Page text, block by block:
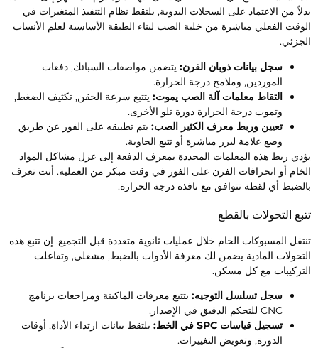
من الاعتماد على السجلات اليدوية, يلتقط نظام التنفيذ المتغيرات في
الفعلي مباشرة من خلية الصب لبناء الطبقة الأساسية لعلم الأنساب
سجل بيانات ذوبان الفرن: يتضمن مواصفات السبائك, دفعات
الموردين, وملامح درجة الحرارة.
التقاط معلمات آلة الصب يموت:يتتبع سرعة الحقن, تكثيف الضغط,
وتموت درجة الحرارة دورة تلو الأخرى.
تعيين وربط معرف الكثير الصب:يتم تطبيقه على الفور عن طريق
وضع علامة ليزر مباشرة أو تتبع الحاوية.
ربط هذه المعلمات المحددة بمعرف الدفعة إلى عزل مشاكل المواد
أو انحرافات الفرن على الفور في وقت مبكر من العملية. أنت تعرف
أي لقطة تتوافق مع نافذة درجة الحرارة.
التحولات بالقطع
المسبوكات الخام خلال عمليات ثانوية متعددة قبل التجميع. إن تتبع هذه
المادية يضمن لك معرفة الأدوات بالضبط, مشغلي, وتفاعلت
مع كل مسكن.
سجل تسلسل التوجيه:يتتبع معرفات الماكينة ومراجعات برنامج
CNC للتحكم الدقيق في الإصدار.
تسجيل قياسات SPC في الخط:
يلتقط بيانات ارتداء الأداة, أوقات
الدورة, وتعويض التغييرات.